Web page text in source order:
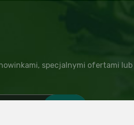
specjalnymi ofertami